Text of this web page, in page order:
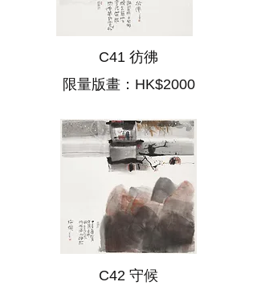
C41 彷彿
限量版畫：HK$2000
C42 守候